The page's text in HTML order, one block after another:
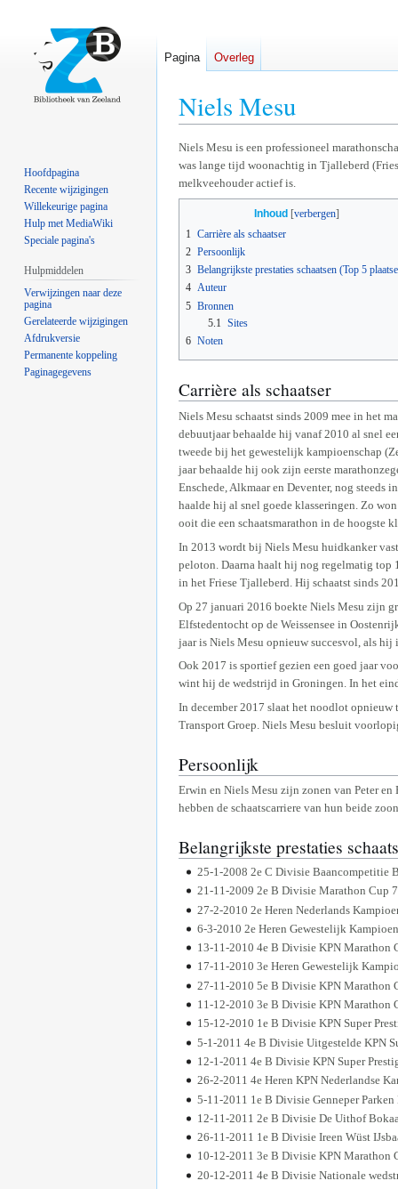
Niels Mesu
Naar
navigatie
springen
Naar
zoeken
springen
Niels Mesu is een professioneel
was lange tijd woonachtig in Tjalleberd
melkveehouder actief is.
Inhoud
1
Carrière als schaatser
2 Persoonlijk
3 Belangrijkste prestaties schaatsen (Top 5
4 Auteur
5 Bronnen
5.1
Sites
6 Noten
Carrière als schaatser
Niels Mesu schaatst sinds 2009 mee in het
debuutjaar behaalde hij vanaf 2010 al snel
tweede bij het gewestelijk kampioenschap
jaar behaalde hij ook zijn eerste
Enschede, Alkmaar en Deventer, nog
haalde hij al snel goede klasseringen. Zo
ooit die een schaatsmarathon in de hoogste
In 2013 wordt bij Niels Mesu huidkanker
peloton. Daarna haalt hij nog regelmatig top
in het Friese Tjalleberd. Hij schaatst sinds
Op 27 januari 2016 boekte Niels Mesu zijn
Elfstedentocht op de Weissensee in
jaar is Niels Mesu opnieuw succesvol, als hij
Ook 2017 is sportief gezien een goed jaar
wint hij de wedstrijd in Groningen. In het
In december 2017 slaat het noodlot
Transport Groep. Niels Mesu besluit
Persoonlijk
Erwin en Niels Mesu zijn zonen van Peter en
hebben de schaatscarriere van hun beide
Belangrijkste prestaties
25-1-2008 2e C Divisie Baancompetitie
21-11-2009 2e B Divisie Marathon Cup
27-2-2010 2e Heren Nederlands
6-3-2010 2e Heren Gewestelijk
13-11-2010 4e B Divisie KPN Marathon
17-11-2010 3e Heren Gewestelijk
27-11-2010 5e B Divisie KPN Marathon
11-12-2010 3e B Divisie KPN Marathon
15-12-2010 1e B Divisie KPN Super
5-1-2011 4e B Divisie Uitgestelde KPN
12-1-2011 4e B Divisie KPN Super
26-2-2011 4e Heren KPN Nederlandse
5-11-2011 1e B Divisie Genneper
12-11-2011 2e B Divisie De Uithof
26-11-2011 1e B Divisie Ireen Wüst
10-12-2011 3e B Divisie KPN Marathon
20-12-2011 4e B Divisie Nationale
Pagina Overleg
Hoofdpagina
Recente wijzigingen
Willekeurige pagina
Hulp met MediaWiki
Speciale pagina's
Hulpmiddelen
Verwijzingen naar deze
pagina
Gerelateerde wijzigingen
Afdrukversie
Permanente koppeling
Paginagegevens